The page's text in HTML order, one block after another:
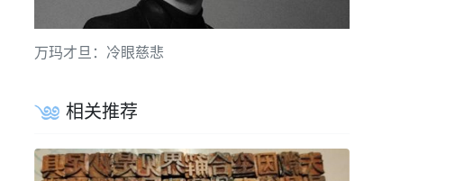
万玛才旦：冷眼慈悲
相关推荐